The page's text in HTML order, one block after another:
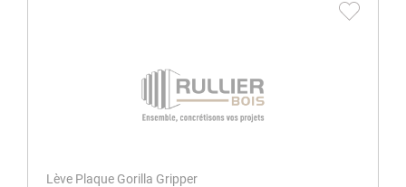
Lève Plaque Gorilla Gripper